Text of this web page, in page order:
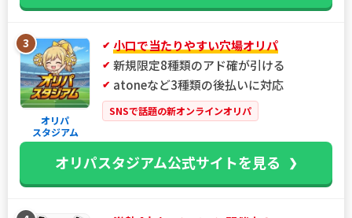
3
オリパ
スタジアム
小口で当たりやすい穴場オリパ
新規限定8種類のアド確が引ける
atoneなど3種類の後払いに対応
SNSで話題の新オンラインオリパ
オリパスタジアム公式サイトを見る